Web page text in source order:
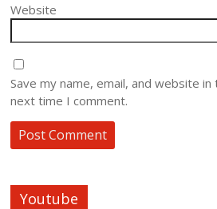
Website
Save my name, email, and website
next time I comment.
Youtube